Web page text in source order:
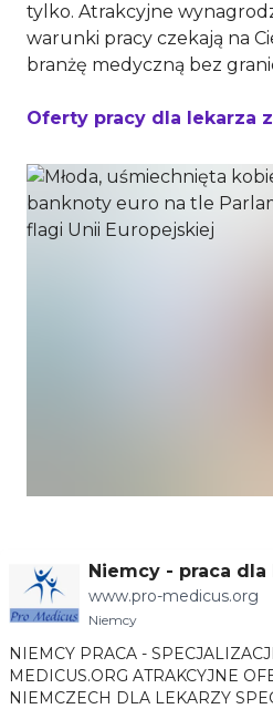
tylko. Atrakcyjne
warunki pracy czekają na
branżę medyczną bez
Oferty pracy dla lekarza
Niemcy - praca
acje
www.pro-medicus.org
Niemcy
NIEMCY PRACA - SPECJALIZACJE
MEDICUS.ORG ATRAKCYJNE OFERTY PRACY W
NIEMCZECH DLA LEKARZY